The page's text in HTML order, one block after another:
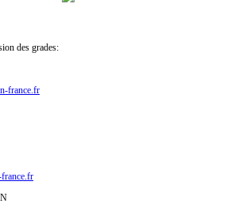
des grades:
france.fr